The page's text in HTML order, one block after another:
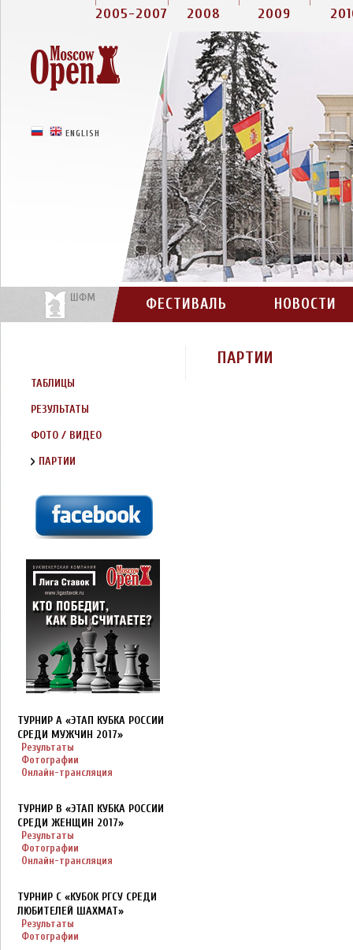
2009
2008
2005-2007
РУССКИЙENGLISH
ФЕСТИВАЛЬ НОВОСТИ
ТАБЛИЦЫ
РЕЗУЛЬТАТЫ
ФОТО / ВИДЕО
ПАРТИИ
ТУРНИР A «ЭТАП КУБКА РОССИИ
СРЕДИ МУЖЧИН 2017»
Результаты
Фотографии
Онлайн-трансляция
ТУРНИР B «ЭТАП КУБКА РОССИИ
СРЕДИ ЖЕНЩИН 2017»
Результаты
Фотографии
Онлайн-трансляция
ТУРНИР C «КУБОК РГСУ СРЕДИ
ЛЮБИТЕЛЕЙ ШАХМАТ»
Результаты
Фотографии
ПАРТИИ